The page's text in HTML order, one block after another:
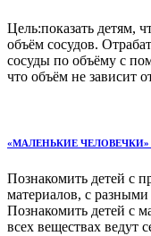
Цель:показать детям,
объём сосудов.
сосуды по объёму с
что объём не зависит
«МАЛЕНЬКИЕ
Познакомить детей с
материалов, с
Познакомить детей с
всех веществах ведут